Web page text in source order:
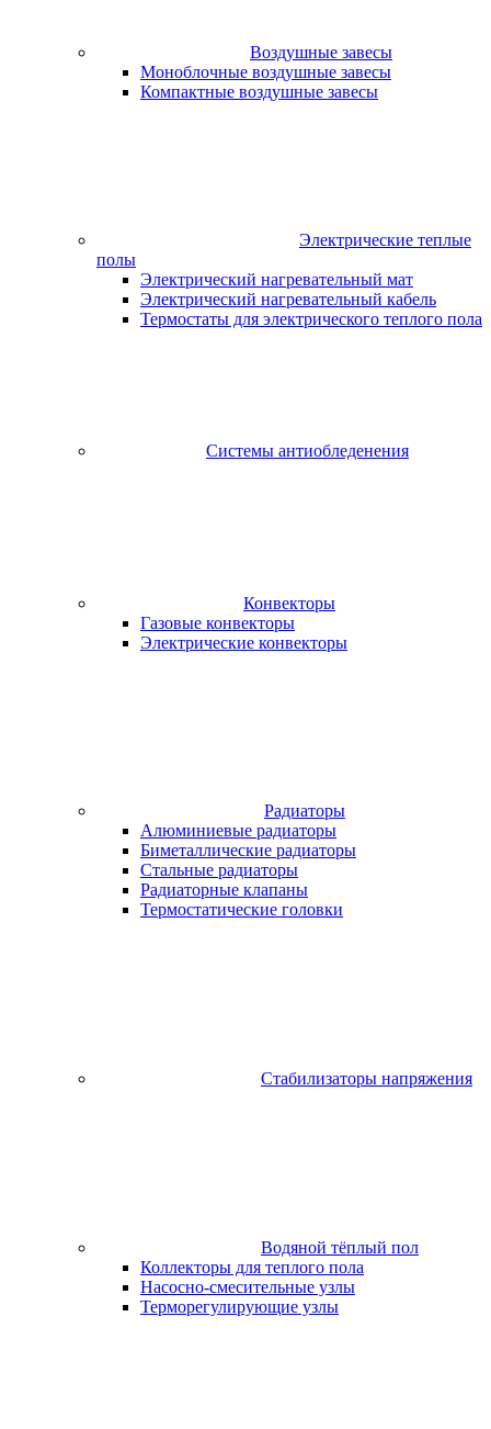
Воздушные завесы
Моноблочные воздушные завесы
Компактные воздушные завесы
Электрические теплые
полы
Электрический нагревательный мат
Электрический нагревательный кабель
Термостаты для электрического теплого пола
Системы антиобледенения
Конвекторы
Газовые конвекторы
Электрические конвекторы
Радиаторы
Алюминиевые радиаторы
Биметаллические радиаторы
Стальные радиаторы
Радиаторные клапаны
Термостатические головки
Стабилизаторы напряжения
Водяной тёплый пол
Коллекторы для теплого пола
Насосно-смесительные узлы
Терморегулирующие узлы